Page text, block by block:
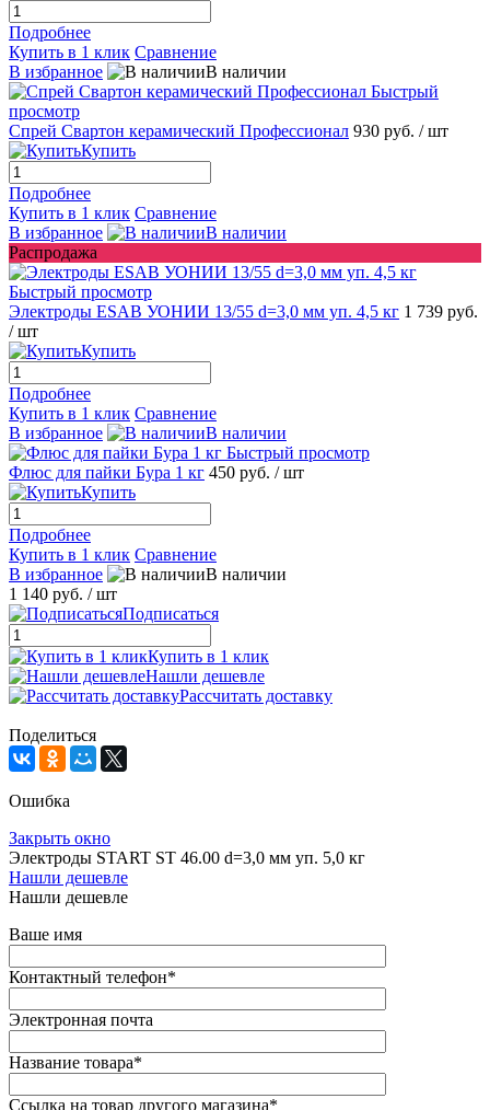
Подробнее
Купить в 1 клик Сравнение
В избранное
В наличии
Быстрый
просмотр
Спрей Свартон керамический Профессионал 930 руб. / шт
Купить
Подробнее
Купить в 1 клик Сравнение
В избранное
В наличии
Распродажа
Быстрый просмотр
Электроды ESAB УОНИИ 13/55 d=3,0 мм уп. 4,5 кг 1 739 руб.
/ шт
Купить
Подробнее
Купить в 1 клик Сравнение
В избранное
В наличии
Быстрый просмотр
Флюс для пайки Бура 1 кг 450 руб. / шт
Купить
Подробнее
Купить в 1 клик Сравнение
В избранное
В наличии
1 140 руб. / шт
Подписаться
Купить в 1 клик
Нашли дешевле
Рассчитать доставку
Поделиться
Ошибка
Закрыть окно
Электроды START ST 46.00 d=3,0 мм уп. 5,0 кг
Нашли дешевле
Нашли дешевле
Ваше имя
Контактный телефон*
Электронная почта
Название товара*
Ссылка на товар другого магазина*